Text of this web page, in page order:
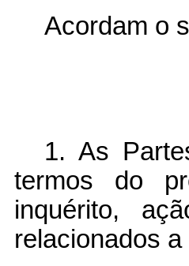
Acordam o
1. As
termos do
inquérito,
relacionados